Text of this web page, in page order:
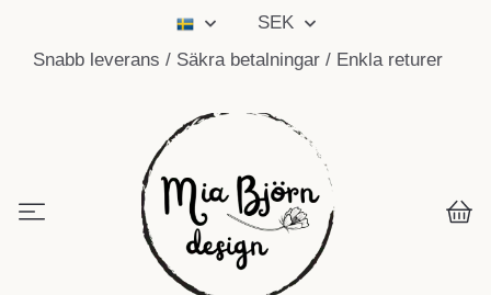
SEK
Snabb leverans / Säkra betalningar / Enkla returer